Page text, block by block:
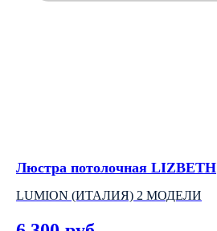
Люстра потолочная LIZBETH
LUMION (ИТАЛИЯ) 2 МОДЕЛИ